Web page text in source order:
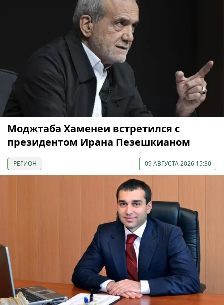
Моджтаба Хаменеи встретился с
президентом Ирана Пезешкианом
РЕГИОН 09 АВГУСТА 2026 15:30